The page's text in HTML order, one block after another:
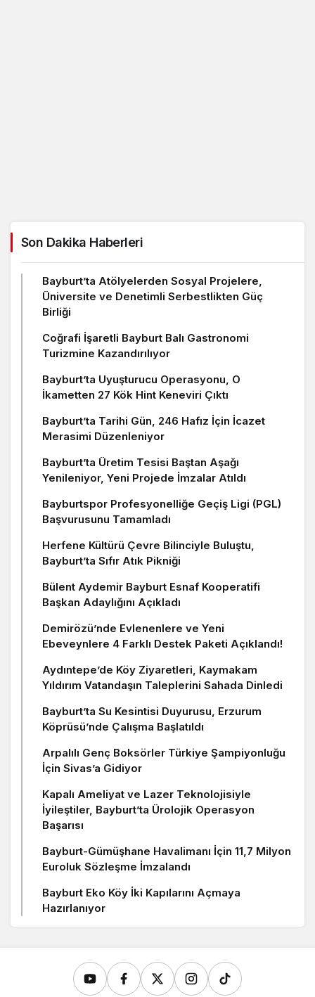
Son Dakika Haberleri
Bayburt’ta Atölyelerden Sosyal Projelere,
Üniversite ve Denetimli Serbestlikten Güç
Birliği
Coğrafi İşaretli Bayburt Balı Gastronomi
Turizmine Kazandırılıyor
Bayburt’ta Uyuşturucu Operasyonu, O
İkametten 27 Kök Hint Keneviri Çıktı
Bayburt’ta Tarihi Gün, 246 Hafız İçin İcazet
Merasimi Düzenleniyor
Bayburt’ta Üretim Tesisi Baştan Aşağı
Yenileniyor, Yeni Projede İmzalar Atıldı
Bayburtspor Profesyonelliğe Geçiş Ligi (PGL)
Başvurusunu Tamamladı
Herfene Kültürü Çevre Bilinciyle Buluştu,
Bayburt’ta Sıfır Atık Pikniği
Bülent Aydemir Bayburt Esnaf Kooperatifi
Başkan Adaylığını Açıkladı
Demirözü’nde Evlenenlere ve Yeni
Ebeveynlere 4 Farklı Destek Paketi Açıklandı!
Aydıntepe’de Köy Ziyaretleri, Kaymakam
Yıldırım Vatandaşın Taleplerini Sahada Dinledi
Bayburt’ta Su Kesintisi Duyurusu, Erzurum
Köprüsü’nde Çalışma Başlatıldı
Arpalılı Genç Boksörler Türkiye Şampiyonluğu
İçin Sivas’a Gidiyor
Kapalı Ameliyat ve Lazer Teknolojisiyle
İyileştiler, Bayburt’ta Ürolojik Operasyon
Başarısı
Bayburt-Gümüşhane Havalimanı İçin 11,7 Milyon
Euroluk Sözleşme İmzalandı
Bayburt Eko Köy İki Kapılarını Açmaya
Hazırlanıyor